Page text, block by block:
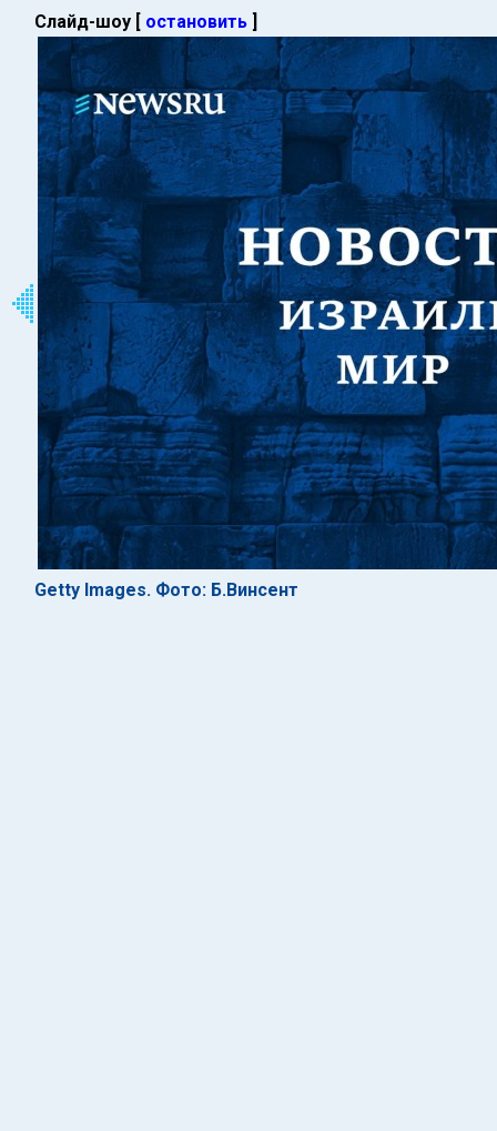
Слайд-шоу [ остановить ]
Getty Images. Фото: Б.Винсент